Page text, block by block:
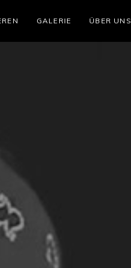
GALERIE ÜBER UNS